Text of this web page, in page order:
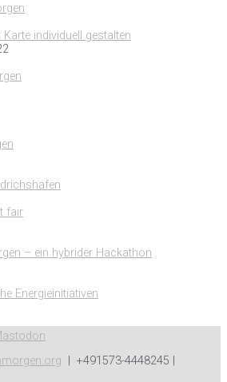
individuell gestalten
fair
– ein hybrider Hackathon
Energieinitiativen
| +491573-4448245 |